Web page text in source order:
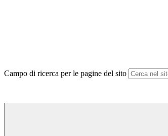
Campo di ricerca per le pagine del sito